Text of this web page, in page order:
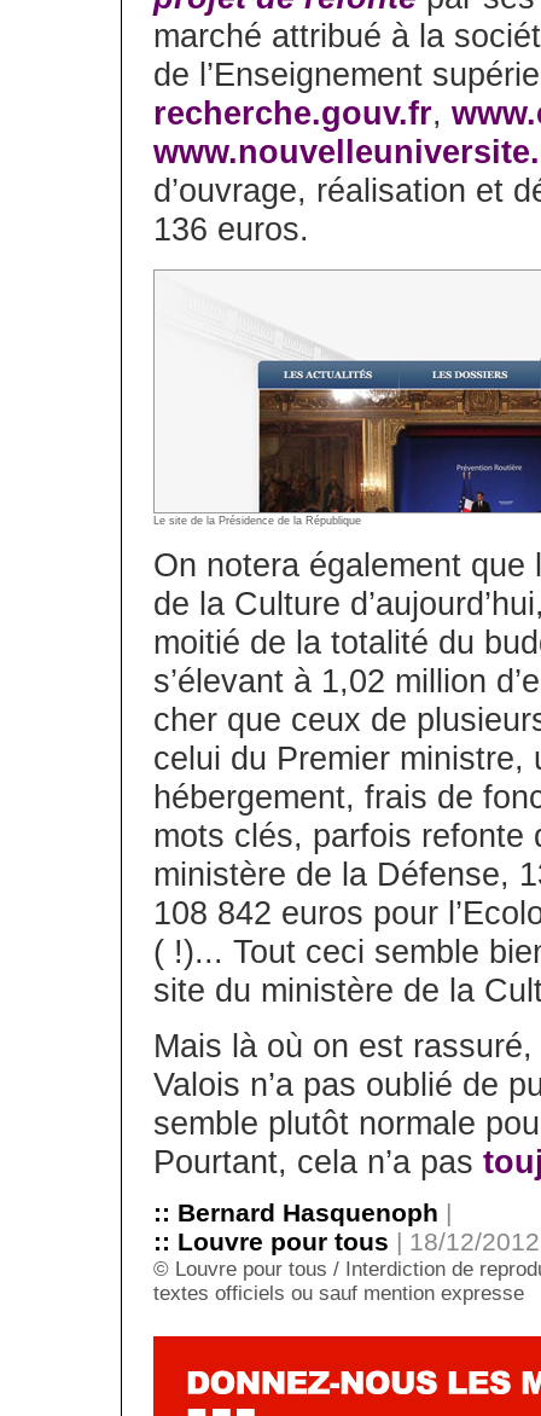
marché attribué à la
de l’Enseignement
recherche.gouv.fr,
d’ouvrage, réalisation et
136 euros.
Le site de la Présidence de la République
On notera également
de la Culture
moitié de la totalité du
s’élevant à 1,02 million
cher que ceux de
celui du Premier
hébergement, frais de
mots clés, parfois refonte
ministère de la Défense,
108 842 euros pour
( !)... Tout ceci semble
site du ministère de la
Mais là où on est
Valois n’a pas oublié de
semble plutôt normale
Pourtant, cela n’a pas
:: Bernard Hasquenoph |
:: Louvre pour tous | 18/12/
© Louvre pour tous / Interdiction de
textes officiels ou sauf mention expresse